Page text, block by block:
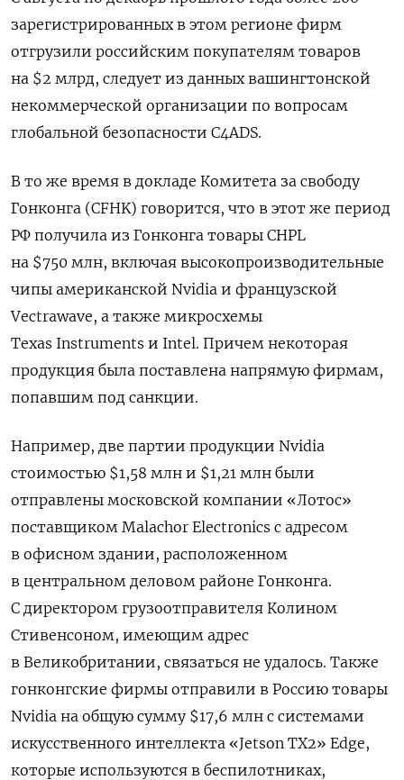
зарегистрированных в этом регионе фирм
отгрузили российским покупателям товаров
на $2 млрд, следует из данных вашингтонской
некоммерческой организации по вопросам
глобальной безопасности C4ADS.
В то же время в докладе Комитета за свободу
Гонконга (CFHK) говорится, что в этот же период
РФ получила из Гонконга товары CHPL
на $750 млн, включая высокопроизводительные
чипы американской Nvidia и французской
Vectrawave, а также микросхемы
Texas Instruments и Intel. Причем некоторая
продукция была поставлена напрямую фирмам,
попавшим под санкции.
Например, две партии продукции Nvidia
стоимостью $1,58 млн и $1,21 млн были
отправлены московской компании «Лотос»
поставщиком Malachor Electronics с адресом
в офисном здании, расположенном
в центральном деловом районе Гонконга.
С директором грузоотправителя Колином
Стивенсоном, имеющим адрес
в Великобритании, связаться не удалось. Также
гонконгские фирмы отправили в Россию товары
Nvidia на общую сумму $17,6 млн с системами
искусственного интеллекта «Jetson TX2» Edge,
которые используются в беспилотниках,